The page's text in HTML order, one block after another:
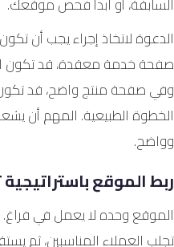
الدعوة لاتخاذ إجراء يجب أن
صفحة خدمة معقدة، قد تكون
وفي صفحة منتج واضح، قد
الخطوة الطبيعية. المهم أن
وواضح.
ربط الموقع
الموقع وحده لا يعمل في
تجلب العملاء المناسبين، ثم